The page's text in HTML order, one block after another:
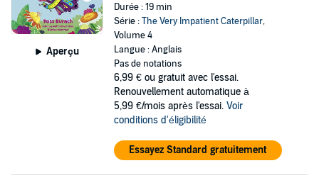
Aperçu
Durée : 19 min
Série :The Very Impatient Caterpillar,
Volume 4
Langue : Anglais
Pas de notations
6,99 € ou gratuit avec l'essai.
Renouvellement automatique à
5,99 €/mois après l'essai. Voir
conditions d'éligibilité
Essayez Standard gratuitement